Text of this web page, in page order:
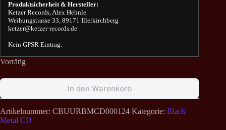
Produktsicherheit & Hersteller:
Ketzer Records, Alex Hehnle
Weihungstrasse 33, 89171 Illerkirchberg
ketzer@ketzer-records.de
Kein GPSR Eintrag.
Vorrätig
In den Warenkorb
Artikelnummer: CBUURBMCD000124 Kategorie: Black
Metal CD